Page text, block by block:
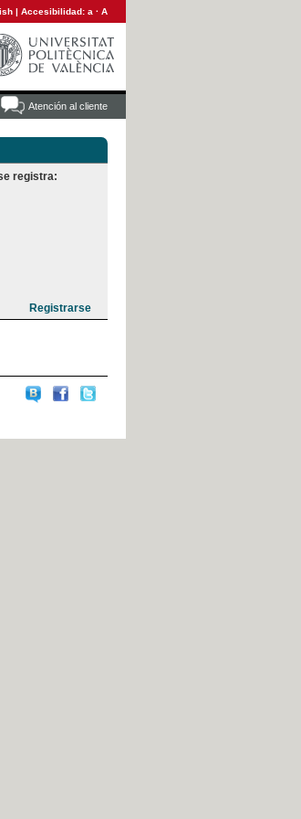
| Accesibilidad: a · A
Atención al cliente
registra: